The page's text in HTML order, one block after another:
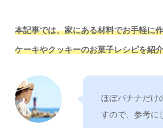
本記事では、家にある材料でお手軽に
ケーキやクッキーのお菓子レシピを紹
ほぼバナナだけ
すので、参考に